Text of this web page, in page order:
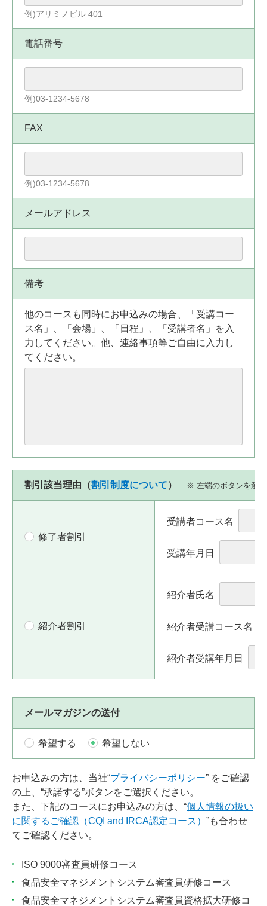
例)アリミノビル 401
電話番号
例)03-1234-5678
FAX
例)03-1234-5678
メールアドレス
備考
他のコースも同時にお申込みの場合、「受講コー
ス名」、「会場」、「日程」、「受講者名」を入
力してください。他、連絡事項等ご自由に入力し
てください。
割引該当理由（割引制度について） ※ 左端のボタンを選
修了者割引
受講者コース名
受講年月日
紹介者割引
紹介者氏名
紹介者受講コース名
紹介者受講年月日
メールマガジンの送付
希望する 希望しない
お申込みの方は、当社“プライバシーポリシー” をご確認
の上、“承諾する”ボタンをご選択ください。
また、下記のコースにお申込みの方は、“個人情報の扱い
に関するご確認（CQI and IRCA認定コース） ”も合わせ
てご確認ください。
ISO 9000審査員研修コース
食品安全マネジメントシステム審査員研修コース
食品安全マネジメントシステム審査員資格拡大研修コ